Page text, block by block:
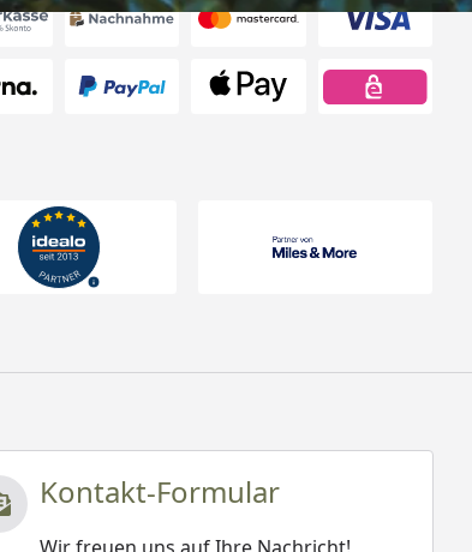
Kontakt-Formular